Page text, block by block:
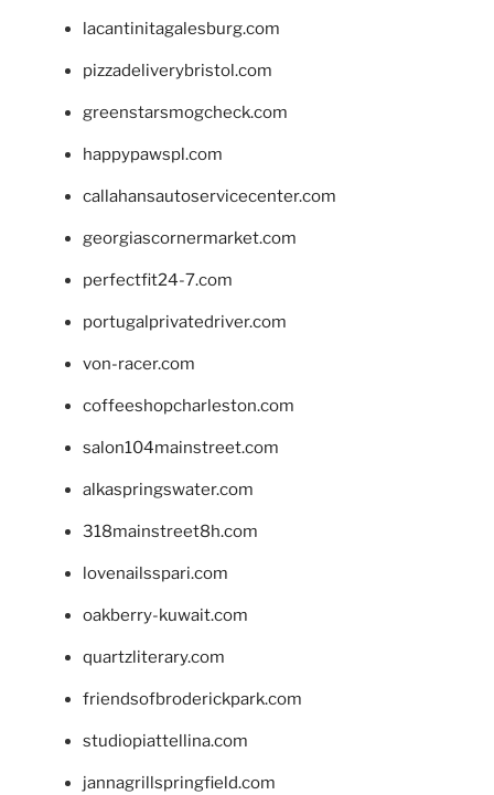
lacantinitagalesburg.com
pizzadeliverybristol.com
greenstarsmogcheck.com
happypawspl.com
callahansautoservicecenter.com
georgiascornermarket.com
perfectfit24-7.com
portugalprivatedriver.com
von-racer.com
coffeeshopcharleston.com
salon104mainstreet.com
alkaspringswater.com
318mainstreet8h.com
lovenailsspari.com
oakberry-kuwait.com
quartzliterary.com
friendsofbroderickpark.com
studiopiattellina.com
jannagrillspringfield.com